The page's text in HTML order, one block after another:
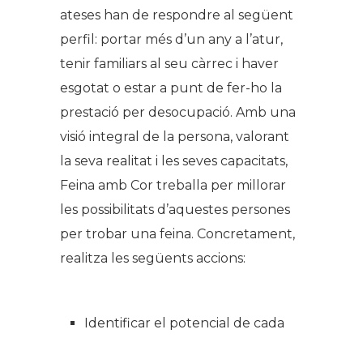
ateses han de respondre al següent
perfil: portar més d’un any a l’atur,
tenir familiars al seu càrrec i haver
esgotat o estar a punt de fer-ho la
prestació per desocupació. Amb una
visió integral de la persona, valorant
la seva realitat i les seves capacitats,
Feina amb Cor treballa per millorar
les possibilitats d’aquestes persones
per trobar una feina. Concretament,
realitza les següents accions:
Identificar el potencial de cada